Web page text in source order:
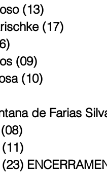
(13)
(17)
(09)
(10)
de Farias